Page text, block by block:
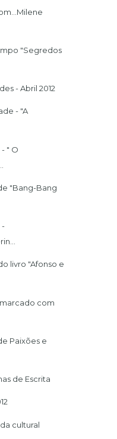
"Segredos
- Abril 2012
- "A
" O
"Bang-Bang
-
livro "Afonso e
com
Paixões e
cultural